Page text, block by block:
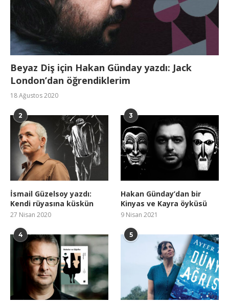
Beyaz Diş için Hakan Günday yazdı: Jack
London’dan öğrendiklerim
18 Ağustos 2020
2
İsmail Güzelsoy yazdı:
Kendi rüyasına küskün
27 Nisan 2020
3
Hakan Günday’dan bir
Kinyas ve Kayra öyküsü
9 Nisan 2021
4 5